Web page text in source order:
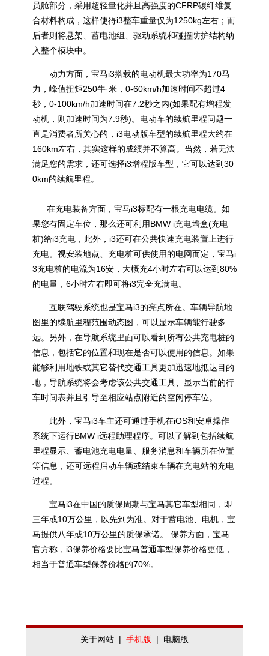
员舱部分，采用超轻量化并且高强度的CFRP碳纤维复
合材料构成，这样使得i3整车重量仅为1250kg左右；而
后者则将悬架、蓄电池组、驱动系统和碰撞防护结构纳
入整个模块中。
动力方面，宝马i3搭载的电动机最大功率为170马
力，峰值扭矩250牛·米，0-60km/h加速时间不超过4
秒，0-100km/h加速时间在7.2秒之内(如果配有增程发
动机，则加速时间为7.9秒)。电动车的续航里程问题一
直是消费者所关心的，i3电动版车型的续航里程大约在
160km左右，其实这样的成绩并不算高。当然，若无法
满足您的需求，还可选择i3增程版车型，它可以达到30
0km的续航里程。
在充电装备方面，宝马i3标配有一根充电电缆。如
果您有固定车位，那么还可利用BMW i充电墙盒(充电
桩)给i3充电，此外，i3还可在公共快速充电装置上进行
充电。视安装地点、充电桩可供使用的电网而定，宝马i
3充电桩的电流为16安，大概充4小时左右可以达到80%
的电量，6小时左右即可将i3完全充满电。
互联驾驶系统也是宝马i3的亮点所在。车辆导航地
图里的续航里程范围动态图，可以显示车辆能行驶多
远。另外，在导航系统里面可以看到所有公共充电桩的
信息，包括它的位置和现在是否可以使用的信息。如果
能够利用地铁或其它替代交通工具更加迅速地抵达目的
地，导航系统将会考虑该公共交通工具、显示当前的行
车时间表并且引导至相应站点附近的空闲停车位。
此外，宝马i3车主还可通过手机在iOS和安卓操作
系统下运行BMW i远程助理程序。可以了解到包括续航
里程显示、蓄电池充电电量、服务消息和车辆所在位置
等信息，还可远程启动车辆或结束车辆在充电站的充电
过程。
宝马i3在中国的质保周期与宝马其它车型相同，即
三年或10万公里，以先到为准。对于蓄电池、电机，宝
马提供八年或10万公里的质保承诺。 保养方面，宝马
官方称，i3保养价格要比宝马普通车型保养价格更低，
相当于普通车型保养价格的70%。
关于网站 | 手机版 | 电脑版